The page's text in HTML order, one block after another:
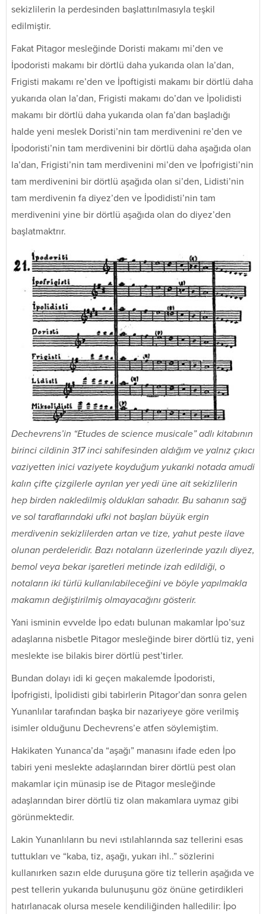
sekizlilerin la perdesinden başlattırılmasıyla teşkil
edilmiştir.
Fakat Pitagor mesleğinde Doristi makamı mi’den ve
İpodoristi makamı bir dörtlü daha yukarıda olan la’dan,
Frigisti makamı re’den ve İpoftigisti makamı bir dörtlü daha
yukarıda olan la’dan, Frigisti makamı do’dan ve İpolidisti
makamı bir dörtlü daha yukarıda olan fa’dan başladığı
halde yeni meslek Doristi’nin tam merdivenini re’den ve
İpodoristi’nin tam merdivenini bir dörtlü daha aşağıda olan
la’dan, Frigisti’nin tam merdivenini mi’den ve İpofrigisti’nin
tam merdivenini bir dörtlü aşağıda olan si’den, Lidisti’nin
tam merdivenin fa diyez’den ve İpodidisti’nin tam
merdivenini yine bir dörtlü aşağıda olan do diyez’den
başlatmaktrır.
Dechevrens’in “Etudes de science musicale” adlı kitabının
birinci cildinin 317 inci sahifesinden aldığım ve yalnız çıkıcı
vaziyetten inici vaziyete koyduğum yukarıki notada amudi
kalın çifte çizgilerle ayrılan yer yedi üne ait sekizlilerin
hep birden nakledilmiş oldukları sahadır. Bu sahanın sağ
ve sol taraflarındaki ufki not başları büyük ergin
merdivenin sekizlilerden artan ve tize, yahut peste ilave
olunan perdeleridir. Bazı notaların üzerlerinde yazılı diyez,
bemol veya bekar işaretleri metinde izah edildiği, o
notaların iki türlü kullanılabileceğini ve böyle yapılmakla
makamın değiştirilmiş olmayacağını gösterir.
Yani isminin evvelde İpo edatı bulunan makamlar İpo’suz
adaşlarına nisbetle Pitagor mesleğinde birer dörtlü tiz, yeni
meslekte ise bilakis birer dörtlü pest’tirler.
Bundan dolayı idi ki geçen makalemde İpodoristi,
İpofrigisti, İpolidisti gibi tabirlerin Pitagor’dan sonra gelen
Yunanlılar tarafından başka bir nazariyeye göre verilmiş
isimler olduğunu Dechevrens’e atfen söylemiştim.
Hakikaten Yunanca’da “aşağı” manasını ifade eden İpo
tabiri yeni meslekte adaşlarından birer dörtlü pest olan
makamlar için münasip ise de Pitagor mesleğinde
adaşlarından birer dörtlü tiz olan makamlara uymaz gibi
görünmektedir.
Lakin Yunanlıların bu nevi ıstılahlarında saz tellerini esas
tuttukları ve “kaba, tiz, aşağı, yukarı ihl..” sözlerini
kullanırken sazın elde duruşuna göre tiz tellerin aşağıda ve
pest tellerin yukarıda bulunuşunu göz önüne getirdikleri
hatırlanacak olursa mesele kendiliğinden halledilir: İpo